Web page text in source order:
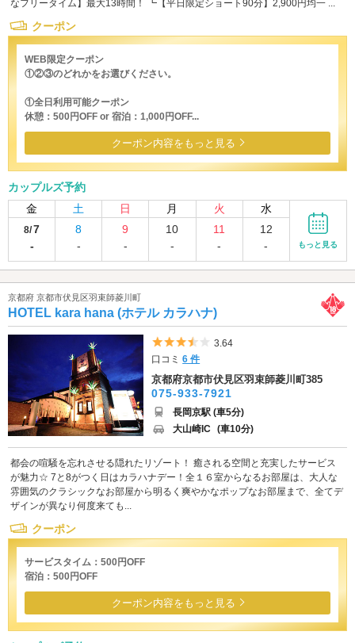
なフリータイム】最大13時間！ ┗【平日限定ショート90分】2,900円均一 ...
クーポン
WEB限定クーポン
①②③のどれかをお選びください。
①全日利用可能クーポン
休憩：500円OFF or 宿泊：1,000円OFF...
クーポン内容をもっと見る
カップルズ予約
金
土 日 月 火 水
8/7
-
8
-
9
-
10
-
11
-
12
-
もっと見る
京都府 京都市伏見区羽束師菱川町
HOTEL kara hana (ホテル カラハナ)
5つ星のうち3.5
3.64
口コミ6 件
京都府京都市伏見区羽束師菱川町385
075-933-7921
長岡京駅 (車5分)
大山崎IC (車10分)
都会の喧騒を忘れさせる隠れたリゾート！ 癒される空間と充実したサービス
が魅力☆ 7と8がつく日はカラハナデー！全１６室からなるお部屋は、大人な
雰囲気のクラシックなお部屋から明るく爽やかなポップなお部屋まで、全てデ
ザインが異なり何度来ても...
クーポン
サービスタイム：500円OFF
宿泊：500円OFF
クーポン内容をもっと見る